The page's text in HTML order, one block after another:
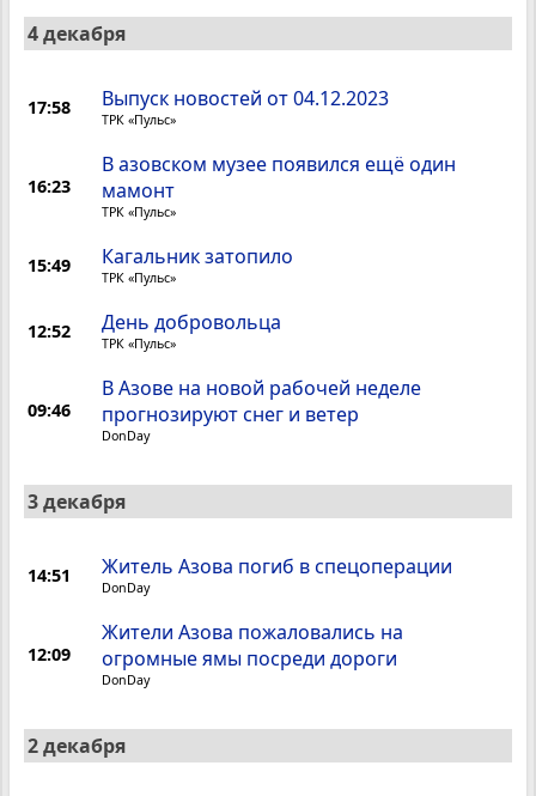
4 декабря
17:58 Выпуск новостей от 04.12.2023
ТРК «Пульс»
16:23
В азовском музее появился ещё один
мамонт
ТРК «Пульс»
15:49 Кагальник затопило
ТРК «Пульс»
12:52 День добровольца
ТРК «Пульс»
09:46
В Азове на новой рабочей неделе
прогнозируют снег и ветер
DonDay
3 декабря
14:51 Житель Азова погиб в спецоперации
DonDay
12:09
Жители Азова пожаловались на
огромные ямы посреди дороги
DonDay
2 декабря